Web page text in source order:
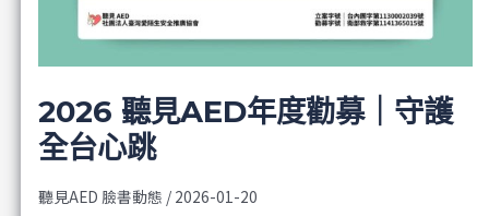
2026 聽見AED年度勸募｜守護
全台心跳
聽見AED 臉書動態 / 2026-01-20